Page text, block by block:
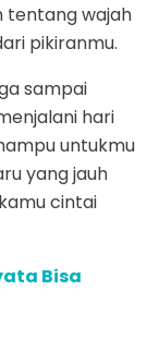
tentang wajah
pikiranmu.
sampai
hari
untukmu
yang jauh
cintai
Bisa